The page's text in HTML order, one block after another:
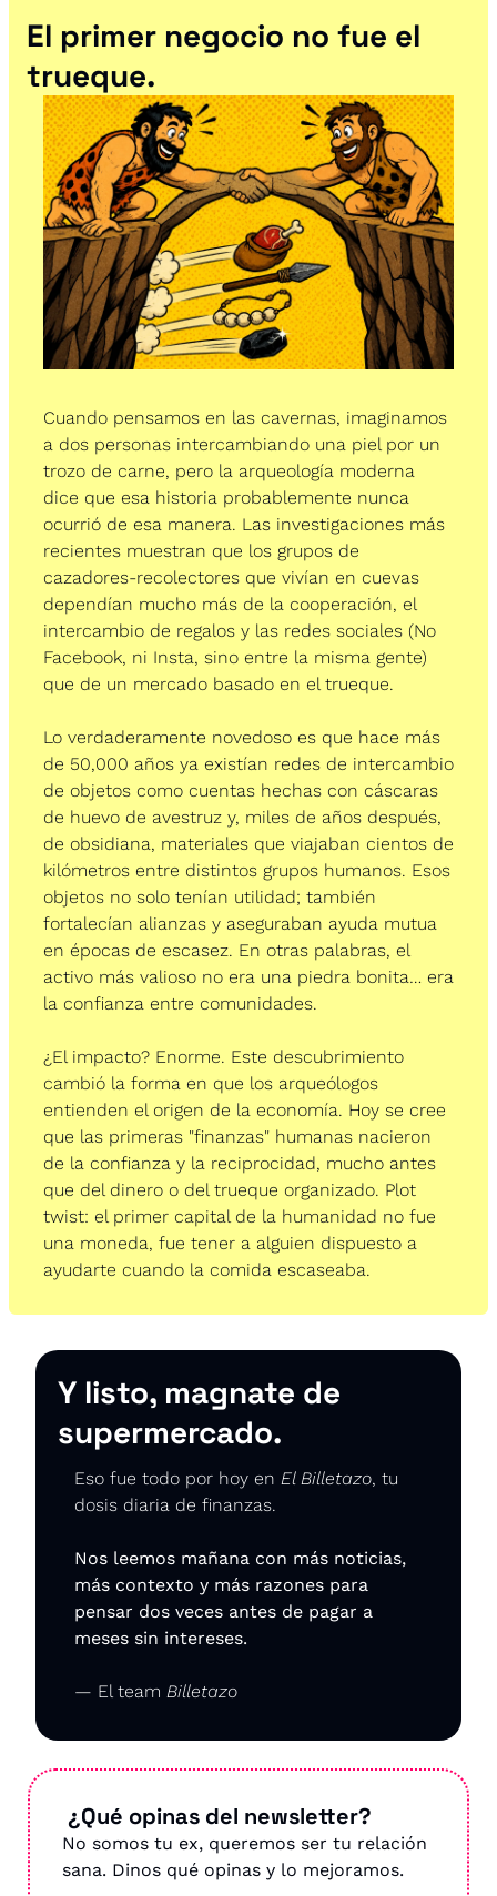
El primer negocio no fue el
trueque.
Cuando pensamos en las cavernas, imaginamos
a dos personas intercambiando una piel por un
trozo de carne, pero la arqueología moderna
dice que esa historia probablemente nunca
ocurrió de esa manera. Las investigaciones más
recientes muestran que los grupos de
cazadores-recolectores que vivían en cuevas
dependían mucho más de la cooperación, el
intercambio de regalos y las redes sociales (No
Facebook, ni Insta, sino entre la misma gente)
que de un mercado basado en el trueque.
Lo verdaderamente novedoso es que hace más
de 50,000 años ya existían redes de intercambio
de objetos como cuentas hechas con cáscaras
de huevo de avestruz y, miles de años después,
de obsidiana, materiales que viajaban cientos de
kilómetros entre distintos grupos humanos. Esos
objetos no solo tenían utilidad; también
fortalecían alianzas y aseguraban ayuda mutua
en épocas de escasez. En otras palabras, el
activo más valioso no era una piedra bonita… era
la confianza entre comunidades.
¿El impacto? Enorme. Este descubrimiento
cambió la forma en que los arqueólogos
entienden el origen de la economía. Hoy se cree
que las primeras "finanzas" humanas nacieron
de la confianza y la reciprocidad, mucho antes
que del dinero o del trueque organizado. Plot
twist: el primer capital de la humanidad no fue
una moneda, fue tener a alguien dispuesto a
ayudarte cuando la comida escaseaba.
Y listo, magnate de
supermercado.
Eso fue todo por hoy en El Billetazo, tu
dosis diaria de finanzas.
Nos leemos mañana con más noticias,
más contexto y más razones para
pensar dos veces antes de pagar a
meses sin intereses.
— El team Billetazo
¿Qué opinas del newsletter?
No somos tu ex, queremos ser tu relación
sana. Dinos qué opinas y lo mejoramos.